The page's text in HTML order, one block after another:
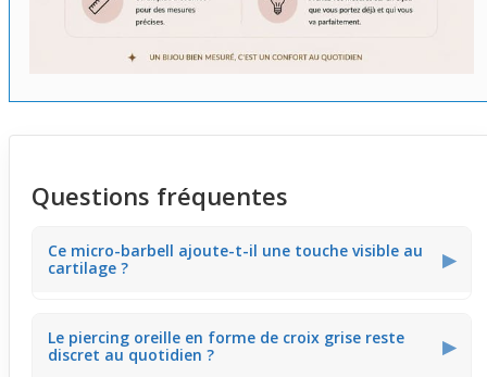
Questions fréquentes
Ce micro-barbell ajoute-t-il une touche visible au
cartilage ?
▶
remarque surtout de près. Il reste discret de loin,
apportant un détail subtil qui valorise le cartilage sans
Le piercing oreille en forme de croix grise reste
discret au quotidien ?
▶